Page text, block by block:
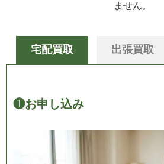
ません。
宅配買取 出張買取
❶お申し込み